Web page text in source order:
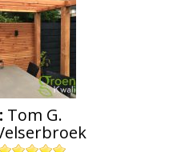
Tom G.